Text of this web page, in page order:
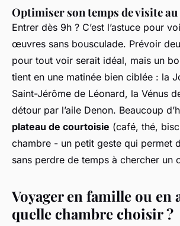
Optimiser son temps de visite au
Entrer dès 9h ? C’est l’astuce pour
œuvres sans bousculade. Prévoir
pour tout voir serait idéal, mais un
tient en une matinée bien ciblée : la
Saint-Jérôme de Léonard, la Vénus
détour par l’aile Denon. Beaucoup
plateau de courtoisie (café, thé,
chambre - un petit geste qui permet
sans perdre de temps à chercher un
Voyager en famille ou en
quelle chambre choisir ?